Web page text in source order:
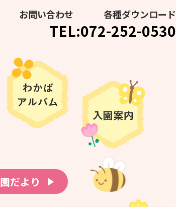
お問い合わせ 各種ダウンロード
TEL:072-252-0530
園だより